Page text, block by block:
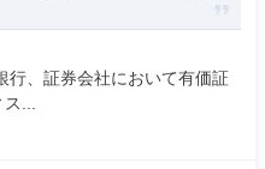
行、証券会社において有価証
...